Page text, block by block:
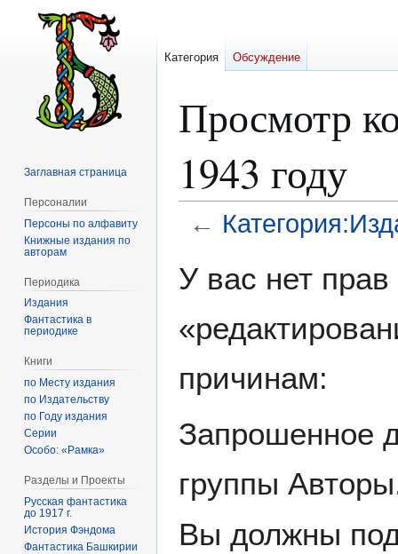
Просмотр
1943 году
←
У вас нет
причинам:
Запрошенное
группы
Вы должны
Категория Обсуждение
Заглавная страница
Персоналии
Персоны по алфавиту
Книжные издания по
авторам
Периодика
Издания
Фантастика в
периодике
Книги
по Месту издания
по Издательству
по Году издания
Серии
Особо: «Рамка»
Разделы и Проекты
Русская фантастика
до 1917 г.
История Фэндома
Фантастика Башкирии